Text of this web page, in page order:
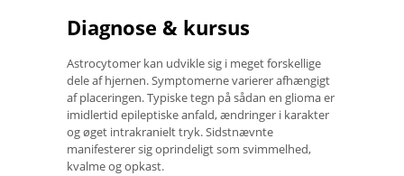
Diagnose & kursus
Astrocytomer kan udvikle sig i meget forskellige
dele af hjernen. Symptomerne varierer afhængigt
af placeringen. Typiske tegn på sådan en glioma er
imidlertid epileptiske anfald, ændringer i karakter
og øget intrakranielt tryk. Sidstnævnte
manifesterer sig oprindeligt som svimmelhed,
kvalme og opkast.